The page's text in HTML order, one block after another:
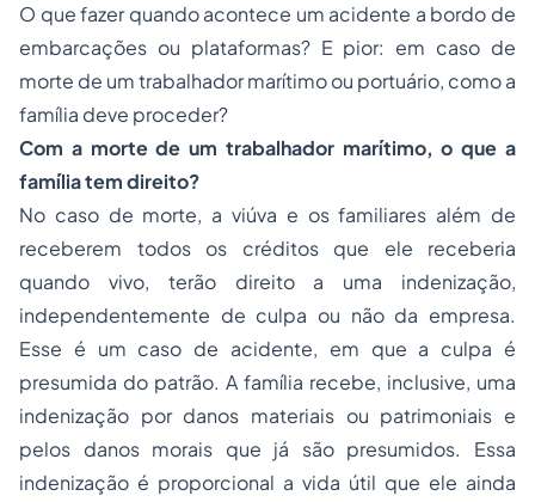
O que fazer quando acontece um acidente a bordo de
embarcações ou plataformas? E pior: em caso de
morte de um trabalhador marítimo ou portuário, como a
família deve proceder?
Com a morte de um trabalhador marítimo, o que a
família tem direito?
No caso de morte, a viúva e os familiares além de
receberem todos os créditos que ele receberia
quando vivo, terão direito a uma indenização,
independentemente de culpa ou não da empresa.
Esse é um caso de acidente, em que a culpa é
presumida do patrão. A família recebe, inclusive, uma
indenização por danos materiais ou patrimoniais e
pelos danos morais que já são presumidos. Essa
indenização é proporcional a vida útil que ele ainda